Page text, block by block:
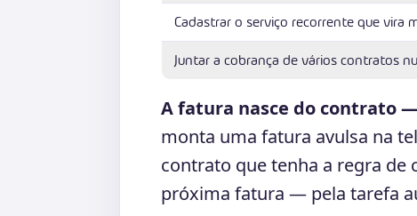
Cadastrar o serviço recorrente que vira
Juntar a cobrança de vários contratos
A fatura nasce do contrato
monta uma fatura avulsa na
contrato que tenha a regra de
próxima fatura — pela tarefa